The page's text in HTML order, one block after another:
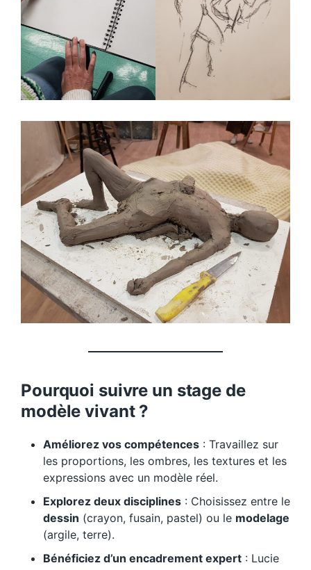
Pourquoi suivre un stage de
modèle vivant ?
Améliorez vos compétences : Travaillez sur
les proportions, les ombres, les textures et les
expressions avec un modèle réel.
Explorez deux disciplines : Choisissez entre le
dessin (crayon, fusain, pastel) ou le modelage
(argile, terre).
Bénéficiez d’un encadrement expert : Lucie